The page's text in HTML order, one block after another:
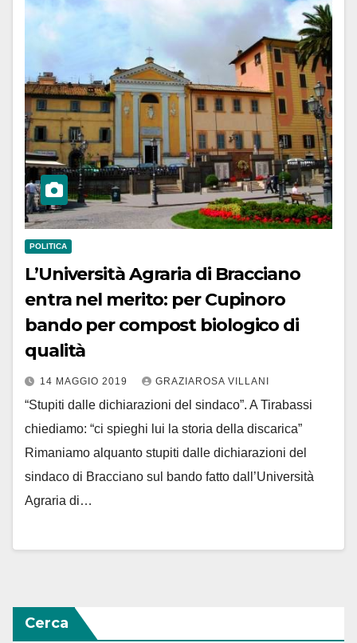
POLITICA
L’Università Agraria di Bracciano
entra nel merito: per Cupinoro
bando per compost biologico di
qualità
14 MAGGIO 2019 GRAZIAROSA VILLANI
“Stupiti dalle dichiarazioni del sindaco”. A Tirabassi
chiediamo: “ci spieghi lui la storia della discarica”
Rimaniamo alquanto stupiti dalle dichiarazioni del
sindaco di Bracciano sul bando fatto dall’Università
Agraria di…
Cerca